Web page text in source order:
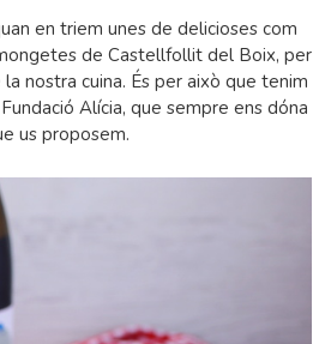
en triem unes de delicioses com
de Castellfollit del Boix, per
nostra cuina. És per això que tenim
Alícia, que sempre ens dóna
us proposem.